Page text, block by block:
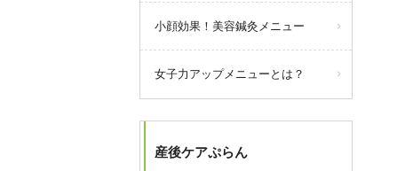
小顔効果！美容鍼灸メニュー
女子力アップメニューとは？
産後ケアぷらん